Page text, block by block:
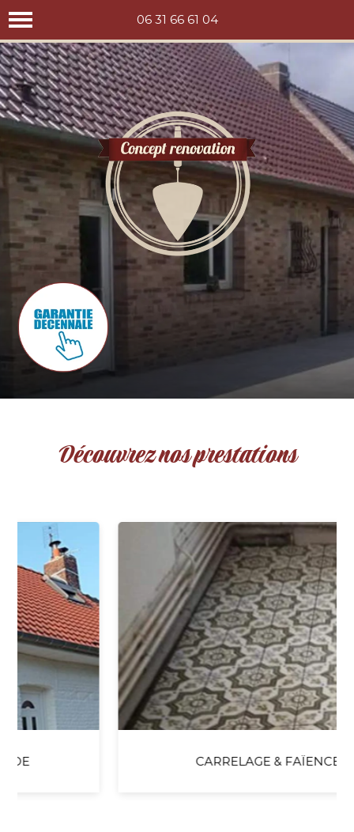
06 31 66 61 04
Concept rénovation
Découvrez nos prestations
CARRELAGE & FAÏENCE